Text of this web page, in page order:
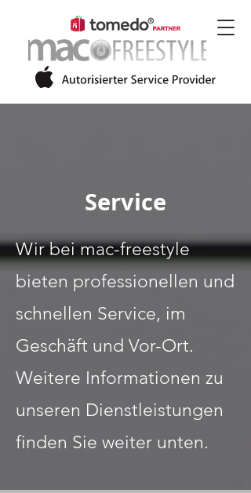
Service
Wir bei mac-freestyle
bieten professionellen und
schnellen Service, im
Geschäft und Vor-Ort.
Weitere Informationen zu
unseren Dienstleistungen
finden Sie weiter unten.